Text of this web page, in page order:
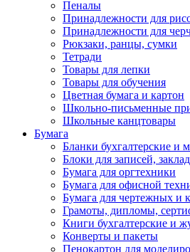
Пеналы
Принадлежности для
Принадлежности для
Рюкзаки, ранцы, сумки
Тетради
Товары для лепки
Товары для обучения
Цветная бумага и картон
Школьно-письменные
Школьные канцтовары
Бумага
Бланки бухгалтерские и
Блоки для записей,
Бумага для оргтехники
Бумага для офисной
Бумага для чертежных и
Грамоты, дипломы,
Книги бухгалтерские и
Конверты и пакеты
Пенокартон для